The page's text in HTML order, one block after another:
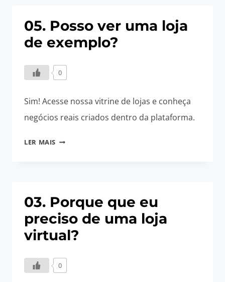
LOJA
NO
SACO
DIGITAL
?
05. Posso ver uma loja
de exemplo?
0
Sim! Acesse nossa vitrine de lojas e conheça
negócios reais criados dentro da plataforma.
LER MAIS 05.
DE
EXEMPLO?
03. Porque que eu
preciso de uma loja
virtual?
0